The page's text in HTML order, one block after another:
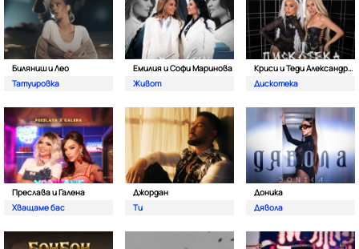
Биляниш и Лео
Татуировка
Емилия и Софи Маринова
Живот
Криси и Теди Александрова
Дискотека
Преслава и Галена
Хващаме бас
Джордан
Ти
Доника
Дявола